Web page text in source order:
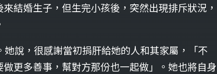
結婚生子，但生完小孩後，突然出現排斥狀況，
說，很感謝當初捐肝給她的人和其家屬，「不
更多善事，幫對方那份也一起做」。她也將自身